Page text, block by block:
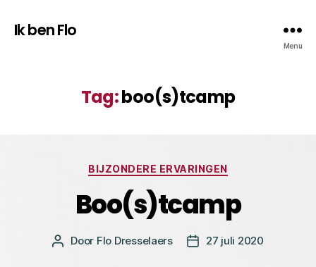
Ik ben Flo
Menu
Tag:boo(s)tcamp
Categorieën
BIJZONDERE ERVARINGEN
Boo(s)tcamp
Bericht
Door Flo Dresselaers Berichtdatum
27 juli 2020